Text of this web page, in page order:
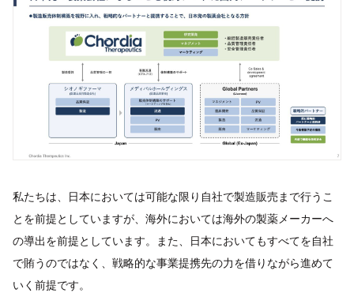
私たちは、日本においては可能な限り自社で製造販売まで行うこ
とを前提としていますが、海外においては海外の製薬メーカーへ
の導出を前提としています。また、日本においてもすべてを自社
で賄うのではなく、戦略的な事業提携先の力を借りながら進めて
いく前提です。